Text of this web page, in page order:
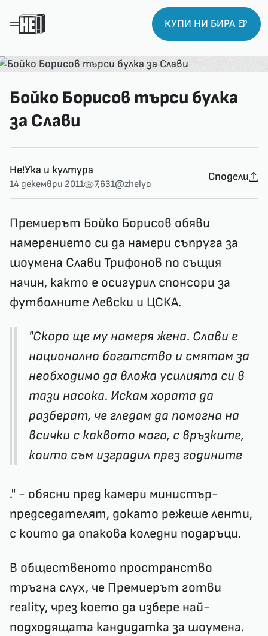
КУПИ НИ БИРА 🍺
Бойко Борисов търси булка
за Слави
Не!Ука и култура
14 декември 2011 7,631@zhelyo
Сподели
Премиерът Бойко Борисов обяви
намерението си да намери съпруга за
шоумена Слави Трифонов по същия
начин, както е осигурил спонсори за
футболните Левски и ЦСКА.
"Скоро ще му намеря жена. Слави е
национално богатство и смятам за
необходимо да вложа усилията си в
тази насока. Искам хората да
разберат, че гледам да помогна на
всички с каквото мога, с връзките,
които съм изградил през годините
." - обясни пред камери министър-
председателят, докато режеше ленти,
с които да опакова коледни подаръци.
В общественото пространство
тръгна слух, че Премиерът готви
reality, чрез което да избере най-
подходящата кандидатка за шоумена.